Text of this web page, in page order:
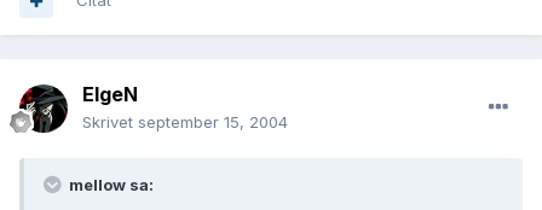
ElgeN
Skrivet september 15, 2004
mellow sa: